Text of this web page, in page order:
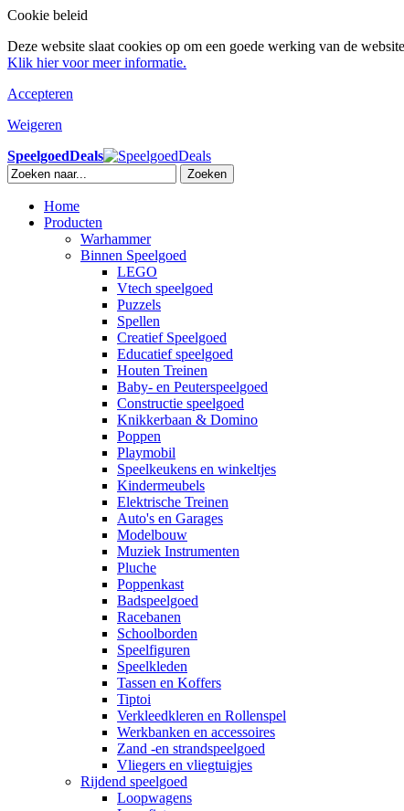
Cookie beleid
Deze website slaat cookies op om een goede werking van de
Klik hier voor meer informatie.
Accepteren
Weigeren
SpeelgoedDeals
Zoeken
Home
Producten
Warhammer
Binnen Speelgoed
LEGO
Vtech speelgoed
Puzzels
Spellen
Creatief Speelgoed
Educatief speelgoed
Houten Treinen
Baby- en Peuterspeelgoed
Constructie speelgoed
Knikkerbaan & Domino
Poppen
Playmobil
Speelkeukens en winkeltjes
Kindermeubels
Elektrische Treinen
Auto's en Garages
Modelbouw
Muziek Instrumenten
Pluche
Poppenkast
Badspeelgoed
Racebanen
Schoolborden
Speelfiguren
Speelkleden
Tassen en Koffers
Tiptoi
Verkleedkleren en Rollenspel
Werkbanken en accessoires
Zand -en strandspeelgoed
Vliegers en vliegtuigjes
Rijdend speelgoed
Loopwagens